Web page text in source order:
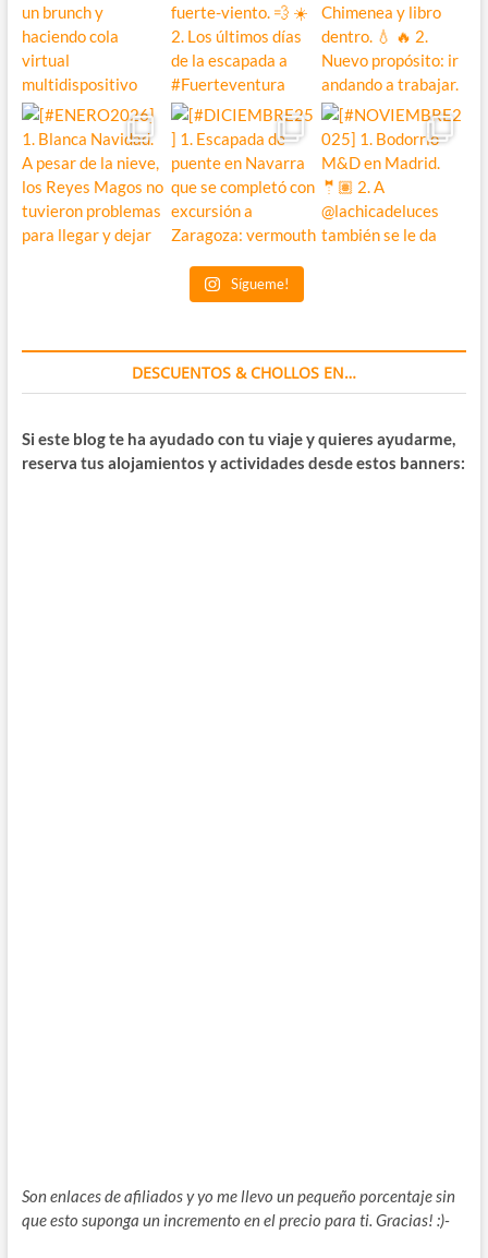
Sígueme!
DESCUENTOS & CHOLLOS EN…
Si este blog te ha ayudado con tu viaje y quieres ayudarme,
reserva tus alojamientos y actividades desde estos banners:
Son enlaces de afiliados y yo me llevo un pequeño porcentaje sin
que esto suponga un incremento en el precio para ti. Gracias! :)-